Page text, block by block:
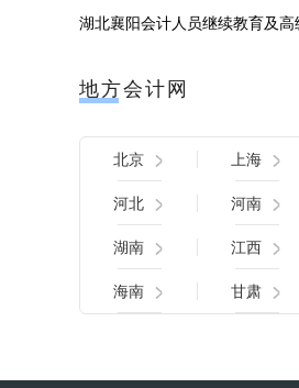
湖北襄阳会计人员继续教育及
地方会计网
北京 上海
河北 河南
湖南 江西
海南 甘肃